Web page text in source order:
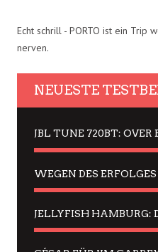
Echt schrill - PORTO ist ein Trip
nerven.
NEUESTE